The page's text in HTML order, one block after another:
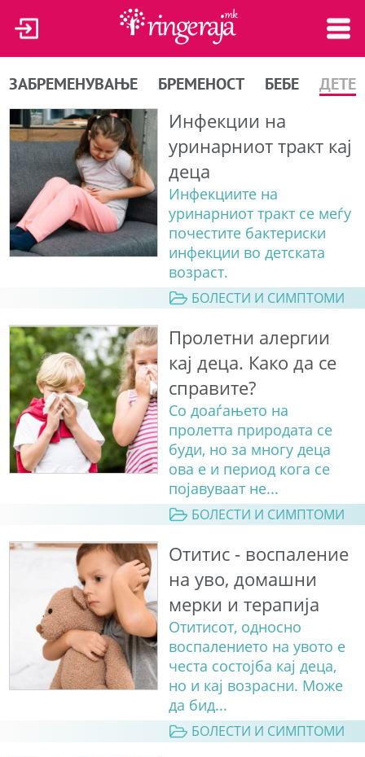
ЗАБРЕМЕНУВАЊЕ БРЕМЕНОСТ БЕБЕ ДЕТЕ
Инфекции на
уринарниот тракт кај
деца
Инфекциите на
уринарниот тракт се меѓу
почестите бактериски
инфекции во детската
возраст.
БОЛЕСТИ И СИМПТОМИ
Пролетни алергии
кај деца. Како да се
справите?
Со доаѓањето на
пролетта природата се
буди, но за многу деца
ова е и период кога се
појавуваат не...
БОЛЕСТИ И СИМПТОМИ
Отитис - воспаление
на уво, домашни
мерки и терапија
Отитисот, односно
воспалението на увото е
честа состојба кај деца,
но и кај возрасни. Може
да бид...
БОЛЕСТИ И СИМПТОМИ